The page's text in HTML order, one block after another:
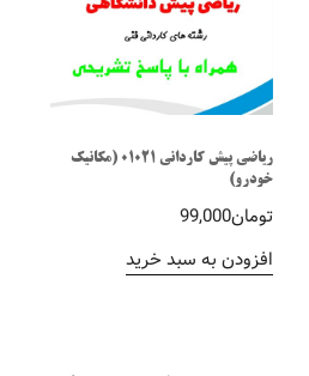
ریاضی پیش کاردانی 01021 (مکانیک
خودرو)
تومان99,000
افزودن به سبد خرید